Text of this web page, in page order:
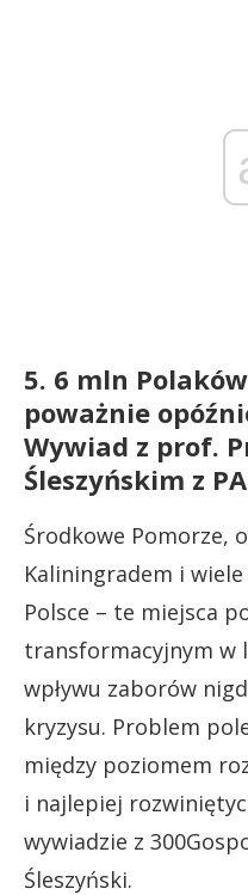
5. 6 mln
poważnie
Wywiad z prof.
Śleszyńskim z
Środkowe Pomorze,
Kaliningradem i
Polsce – te miejsca
transformacyjnym w
wpływu zaborów
kryzysu. Problem
między poziomem
i najlepiej
wywiadzie z
Śleszyński.